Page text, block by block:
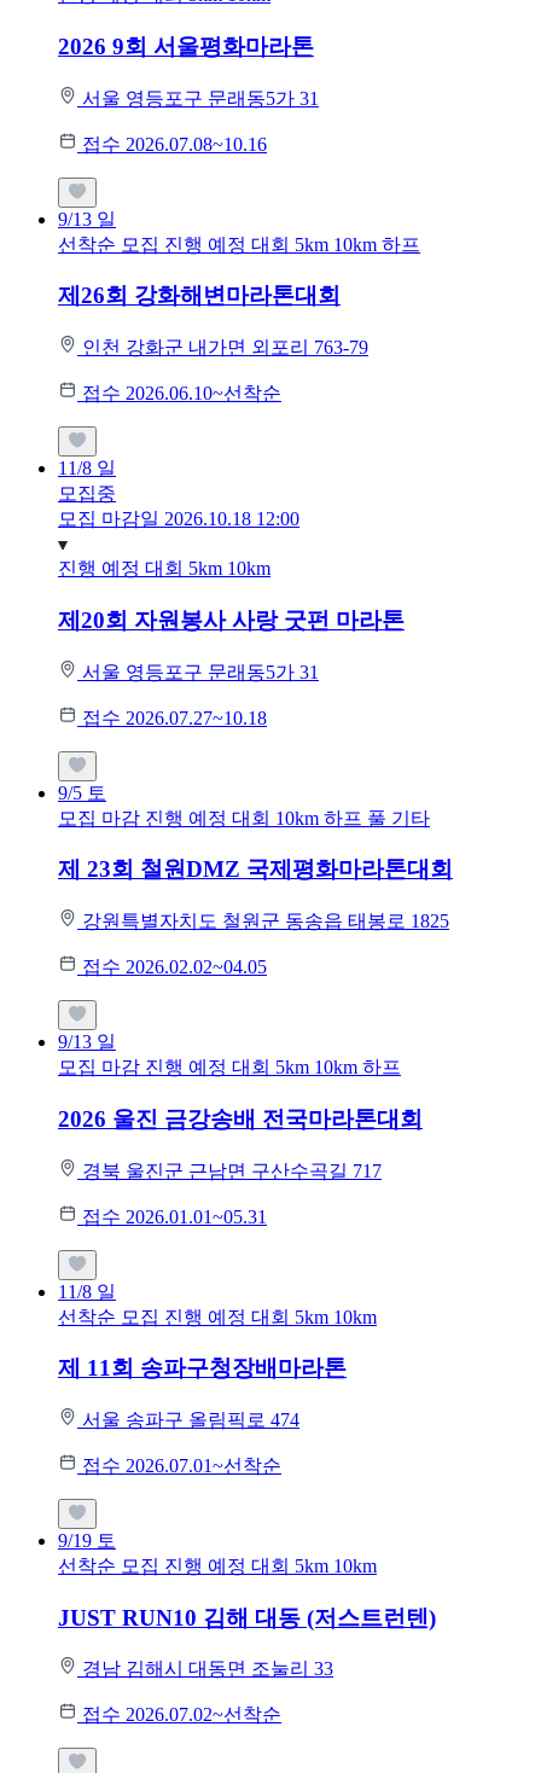
2026 9회 서울평화마라톤
서울 영등포구 문래동5가 31
접수 2026.07.08~10.16
9/13 일
선착순 모집 진행 예정 대회 5km 10km 하프
제26회 강화해변마라톤대회
인천 강화군 내가면 외포리 763-79
접수 2026.06.10~선착순
11/8 일
모집중
모집 마감일 2026.10.18 12:00
진행 예정 대회 5km 10km
제20회 자원봉사 사랑 굿펀 마라톤
서울 영등포구 문래동5가 31
접수 2026.07.27~10.18
9/5 토
모집 마감 진행 예정 대회 10km 하프 풀 기타
제 23회 철원DMZ 국제평화마라톤대회
강원특별자치도 철원군 동송읍 태봉로 1825
접수 2026.02.02~04.05
9/13 일
모집 마감 진행 예정 대회 5km 10km 하프
2026 울진 금강송배 전국마라톤대회
경북 울진군 근남면 구산수곡길 717
접수 2026.01.01~05.31
11/8 일
선착순 모집 진행 예정 대회 5km 10km
제 11회 송파구청장배마라톤
서울 송파구 올림픽로 474
접수 2026.07.01~선착순
9/19 토
선착순 모집 진행 예정 대회 5km 10km
JUST RUN10 김해 대동 (저스트런텐)
경남 김해시 대동면 조눌리 33
접수 2026.07.02~선착순